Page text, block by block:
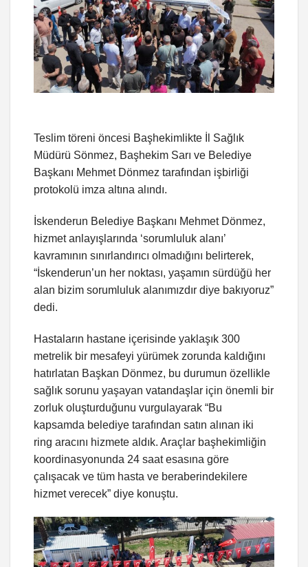
Teslim töreni öncesi Başhekimlikte İl Sağlık
Müdürü Sönmez, Başhekim Sarı ve Belediye
Başkanı Mehmet Dönmez tarafından işbirliği
protokolü imza altına alındı.
İskenderun Belediye Başkanı Mehmet Dönmez,
hizmet anlayışlarında ‘sorumluluk alanı’
kavramının sınırlandırıcı olmadığını belirterek,
“İskenderun’un her noktası, yaşamın sürdüğü her
alan bizim sorumluluk alanımızdır diye bakıyoruz”
dedi.
Hastaların hastane içerisinde yaklaşık 300
metrelik bir mesafeyi yürümek zorunda kaldığını
hatırlatan Başkan Dönmez, bu durumun özellikle
sağlık sorunu yaşayan vatandaşlar için önemli bir
zorluk oluşturduğunu vurgulayarak “Bu
kapsamda belediye tarafından satın alınan iki
ring aracını hizmete aldık. Araçlar başhekimliğin
koordinasyonunda 24 saat esasına göre
çalışacak ve tüm hasta ve beraberindekilere
hizmet verecek” diye konuştu.